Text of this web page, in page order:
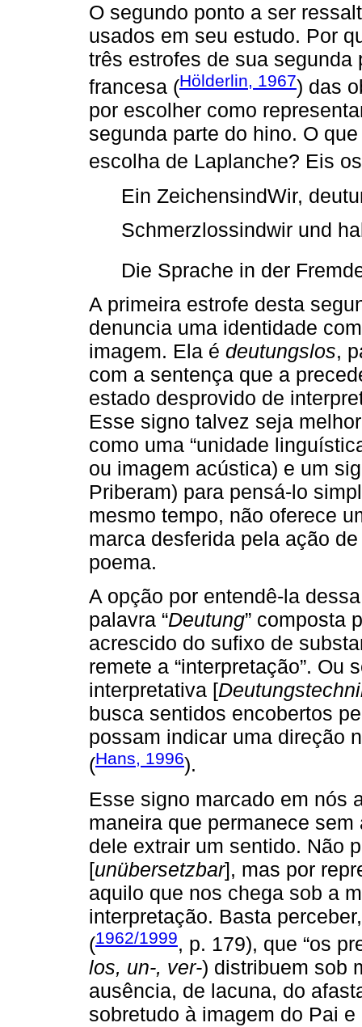
O segundo ponto a ser
usados em seu estudo. Por
três estrofes de sua segunda
francesa (Hölderlin, 1967) das
por escolher como
segunda parte do hino. O
escolha de Laplanche? Eis
Ein ZeichensindWir,
Schmerzlossindwir und
Die Sprache in der
A primeira estrofe desta
denuncia uma identidade
imagem. Ela é deutungslos,
com a sentença que a
estado desprovido de
Esse signo talvez seja
como uma “unidade
ou imagem acústica) e um
Priberam) para pensá-lo
mesmo tempo, não oferece
marca desferida pela ação
poema.
A opção por entendê-la
palavra “Deutung” composta
acrescido do sufixo de
remete a “interpretação”. Ou
interpretativa [
busca sentidos encobertos
possam indicar uma direção
(Hans, 1996).
Esse signo marcado em nós
maneira que permanece
dele extrair um sentido. Não
[unübersetzbar], mas por
aquilo que nos chega sob a
interpretação. Basta
(1962/1999, p. 179), que “os
los, un-, ver-) distribuem sob
ausência, de lacuna, do
sobretudo à imagem do Pai